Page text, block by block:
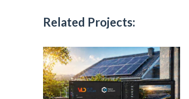
Related Projects: